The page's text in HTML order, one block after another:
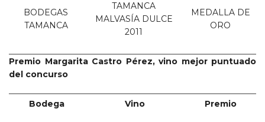
BODEGAS
TAMANCA
TAMANCA
MALVASÍA DULCE
2011
MEDALLA DE
ORO
Premio Margarita Castro Pérez, vino mejor puntuado
del concurso
Bodega Vino Premio